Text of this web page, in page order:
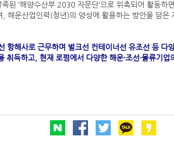
된 ‘해양수산부 2030 자문단’으로 위촉되어 활동하
해운산업인력(청년)의 양성에 활용하는 방안을 담은
해사로 근무하며 벌크선 컨테이너선 유조선 등 다
득하고, 현재 로펌에서 다양한 해운·조선·물류기업